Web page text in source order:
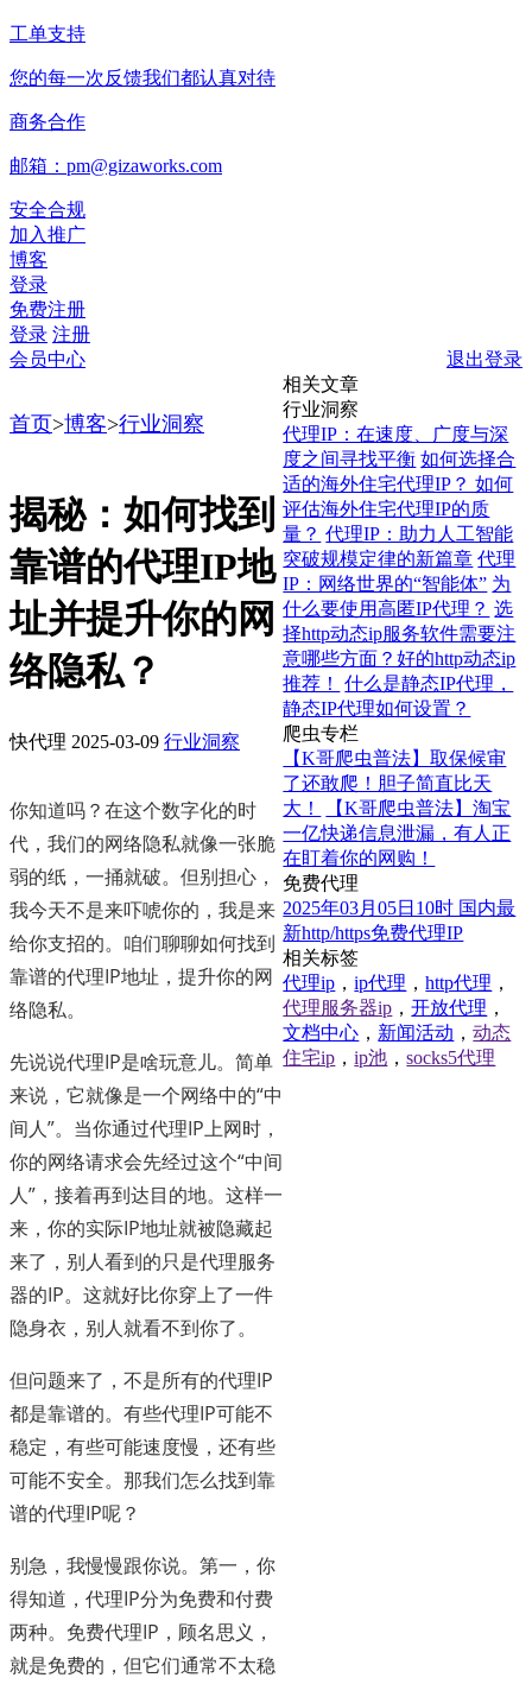
工单支持
您的每一次反馈我们都认真对待
商务合作
邮箱：pm@gizaworks.com
安全合规
加入推广
博客
登录
免费注册
登录 注册
会员中心
退出登录
首页>博客>行业洞察
揭秘：如何找到
靠谱的代理IP地
址并提升你的网
络隐私？
快代理 2025-03-09 行业洞察
你知道吗？在这个数字化的时
代，我们的网络隐私就像一张脆
弱的纸，一捅就破。但别担心，
我今天不是来吓唬你的，我是来
给你支招的。咱们聊聊如何找到
靠谱的代理IP地址，提升你的网
络隐私。
先说说代理IP是啥玩意儿。简单
来说，它就像是一个网络中的“中
间人”。当你通过代理IP上网时，
你的网络请求会先经过这个“中间
人”，接着再到达目的地。这样一
来，你的实际IP地址就被隐藏起
来了，别人看到的只是代理服务
器的IP。这就好比你穿上了一件
隐身衣，别人就看不到你了。
但问题来了，不是所有的代理IP
都是靠谱的。有些代理IP可能不
稳定，有些可能速度慢，还有些
可能不安全。那我们怎么找到靠
谱的代理IP呢？
别急，我慢慢跟你说。第一，你
得知道，代理IP分为免费和付费
两种。免费代理IP，顾名思义，
就是免费的，但它们通常不太稳
相关文章
行业洞察
代理IP：在速度、广度与深
度之间寻找平衡 如何选择合
适的海外住宅代理IP？ 如何
评估海外住宅代理IP的质
量？ 代理IP：助力人工智能
突破规模定律的新篇章 代理
IP：网络世界的“智能体” 为
什么要使用高匿IP代理？ 选
择http动态ip服务软件需要注
意哪些方面？好的http动态ip
推荐！
什么是静态IP代理，
静态IP代理如何设置？
爬虫专栏
【K哥爬虫普法】取保候审
了还敢爬！胆子简直比天
大！
【K哥爬虫普法】淘宝
一亿快递信息泄漏，有人正
在盯着你的网购！
免费代理
2025年03月05日10时 国内最
新http/https免费代理IP
相关标签
代理ip ，ip代理 ，http代理 ，
代理服务器ip ，开放代理 ，
文档中心 ， 新闻活动 ，动态
住宅ip ，ip池 ，socks5代理